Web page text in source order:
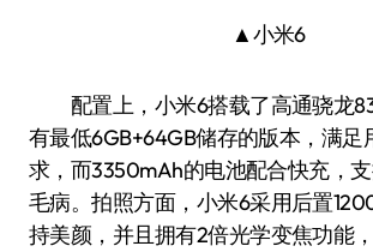
▲小米6
配置上，小米6搭载了高通骁龙
有最低6GB+64GB储存的版本，满足
求，而3350mAh的电池配合快充，
毛病。拍照方面，小米6采用后置
持美颜，并且拥有2倍光学变焦功能